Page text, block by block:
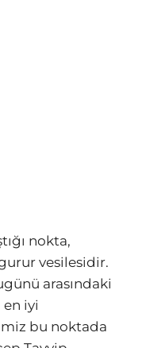
nokta,
vesilesidir.
arasındaki
en iyi
bu noktada